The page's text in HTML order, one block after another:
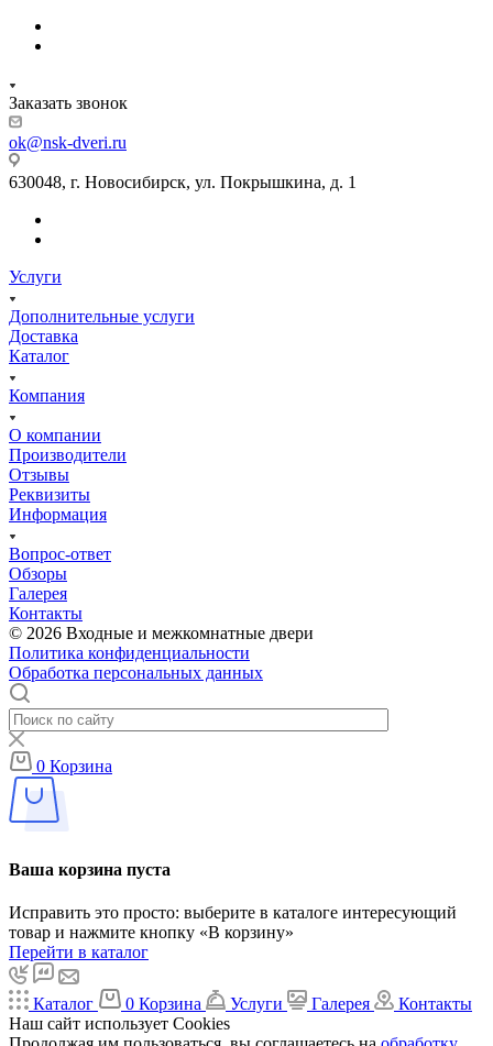
Заказать звонок
ok@nsk-dveri.ru
630048, г. Новосибирск, ул. Покрышкина, д. 1
Услуги
Дополнительные услуги
Доставка
Каталог
Компания
О компании
Производители
Отзывы
Реквизиты
Информация
Вопрос-ответ
Обзоры
Галерея
Контакты
© 2026 Входные и межкомнатные двери
Политика конфиденциальности
Обработка персональных данных
0 Корзина
Ваша корзина пуста
Исправить это просто: выберите в каталоге интересующий
товар и нажмите кнопку «В корзину»
Перейти в каталог
Каталог 0 Корзина Услуги Галерея
Контакты
Наш сайт использует Cookies